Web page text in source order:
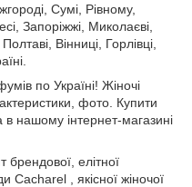
Сумі, Рівному,
Запоріжжі, Миколаєві,
Вінниці, Горлівці,
по Україні! Жіночі
фото. Купити
нашому інтернет-магазині
елітної
Cacharel , якісної жіночої